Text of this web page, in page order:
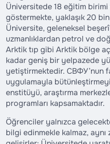
Üniversitede 18 eğitim
göstermekte, yaklaşık 20
Üniversite, geleneksel
uzmanlıklardan petrol ve
Arktik tıp gibi Arktik bölge
kadar geniş bir yelpazede
yetiştirmektedir. СВФУ’nun
uygulamayla
enstitüyü, araştırma
programları kapsamaktadır.
Öğrenciler yalnızca
bilgi edinmekle kalmaz,